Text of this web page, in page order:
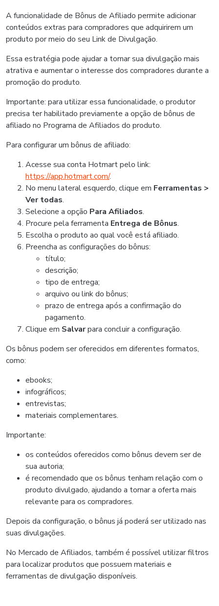
A funcionalidade de Bônus de Afiliado permite adicionar
conteúdos extras para compradores que adquirirem um
produto por meio do seu Link de Divulgação.
Essa estratégia pode ajudar a tornar sua divulgação mais
atrativa e aumentar o interesse dos compradores durante a
promoção do produto.
Importante: para utilizar essa funcionalidade, o produtor
precisa ter habilitado previamente a opção de bônus de
afiliado no Programa de Afiliados do produto.
Para configurar um bônus de afiliado:
Acesse sua conta Hotmart pelo link:
https://app.hotmart.com/.
No menu lateral esquerdo, clique em Ferramentas >
Ver todas.
Selecione a opção Para Afiliados.
Procure pela ferramenta Entrega de Bônus.
Escolha o produto ao qual você está afiliado.
Preencha as configurações do bônus:
título;
descrição;
tipo de entrega;
arquivo ou link do bônus;
prazo de entrega após a confirmação do
pagamento.
Clique em Salvarpara concluir a configuração.
Os bônus podem ser oferecidos em diferentes formatos,
como:
ebooks;
infográficos;
entrevistas;
materiais complementares.
Importante:
os conteúdos oferecidos como bônus devem ser de
sua autoria;
é recomendado que os bônus tenham relação com o
produto divulgado, ajudando a tornar a oferta mais
relevante para os compradores.
Depois da configuração, o bônus já poderá ser utilizado nas
suas divulgações.
No Mercado de Afiliados, também é possível utilizar filtros
para localizar produtos que possuem materiais e
ferramentas de divulgação disponíveis.